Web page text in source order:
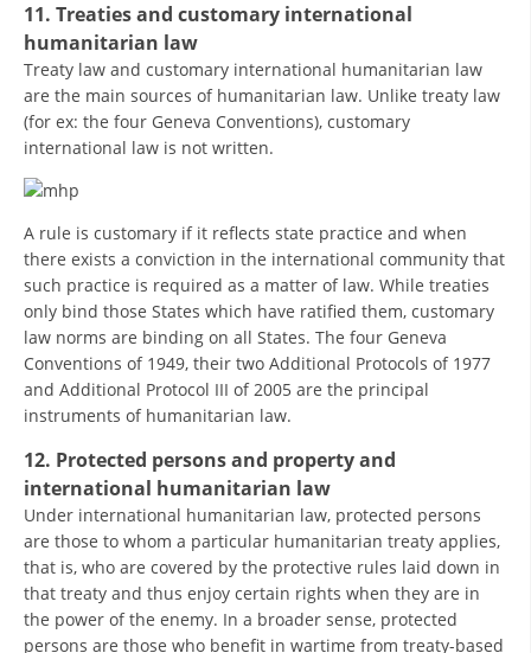
11. Treaties and customary international
humanitarian law
Treaty law and customary international humanitarian law
are the main sources of humanitarian law. Unlike treaty law
(for ex: the four Geneva Conventions), customary
international law is not written.
A rule is customary if it reflects state practice and when
there exists a conviction in the international community that
such practice is required as a matter of law. While treaties
only bind those States which have ratified them, customary
law norms are binding on all States. The four Geneva
Conventions of 1949, their two Additional Protocols of 1977
and Additional Protocol III of 2005 are the principal
instruments of humanitarian law.
12. Protected persons and property and
international humanitarian law
Under international humanitarian law, protected persons
are those to whom a particular humanitarian treaty applies,
that is, who are covered by the protective rules laid down in
that treaty and thus enjoy certain rights when they are in
the power of the enemy. In a broader sense, protected
persons are those who benefit in wartime from treaty-based